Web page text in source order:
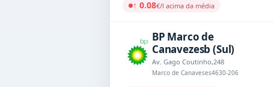
↑ 0.08€/l acima da média
BP Marco de
Canavezesb (Sul)
Av. Gago Coutinho,248
Marco de Canaveses4630-206